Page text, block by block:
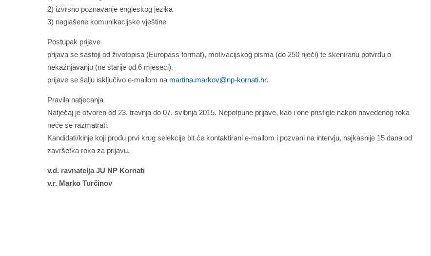
2) izvrsno poznavanje engleskog jezika
3) naglašene komunikacijske vještine
Postupak prijave
prijava se sastoji od životopisa (Europass format), motivacijskog pisma (do 250 riječi) te skeniranu potvrdu o
nekažnjavanju (ne starije od 6 mjeseci).
prijave se šalju isključivo e-mailom na martina.markov@np-kornati.hr.
Pravila natjecanja
Natječaj je otvoren od 23. travnja do 07. svibnja 2015. Nepotpune prijave, kao i one pristigle nakon navedenog roka
neće se razmatrati.
Kandidati/kinje koji prođu prvi krug selekcije bit će kontaktirani e-mailom i pozvani na intervju, najkasnije 15 dana od
završetka roka za prijavu.
v.d. ravnatelja JU NP Kornati
v.r. Marko Turčinov